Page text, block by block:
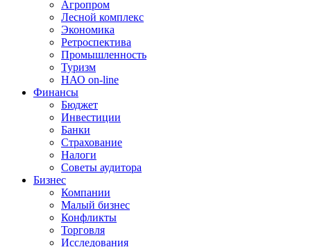
Агропром
Лесной комплекс
Экономика
Ретроспектива
Промышленность
Туризм
НАО on-line
Финансы
Бюджет
Инвестиции
Банки
Страхование
Налоги
Советы аудитора
Бизнес
Компании
Малый бизнес
Конфликты
Торговля
Исследования